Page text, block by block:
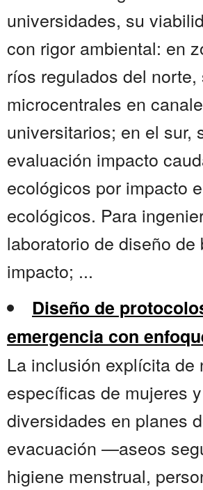
universidades, su
con rigor ambiental: en
ríos regulados del norte,
microcentrales en
universitarios; en el sur,
evaluación impacto
ecológicos por impacto
ecológicos. Para
laboratorio de diseño de
impacto; ...
Diseño de
emergencia con
La inclusión explícita de
específicas de mujeres y
diversidades en planes
evacuación —aseos
higiene menstrual,